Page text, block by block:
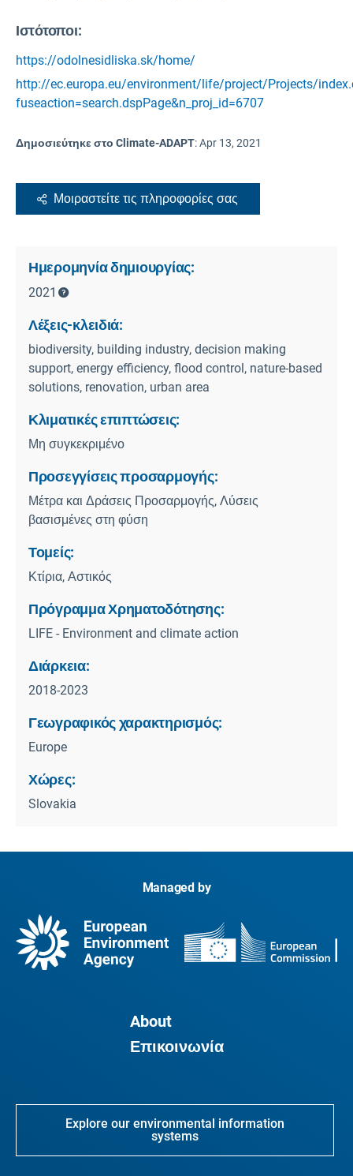
Ιστότοποι:
https://odolnesidliska.sk/home/
http://ec.europa.eu/environment/life/project/Projects/
fuseaction=search.dspPage&n_proj_id=6707
Δημοσιεύτηκε στο Climate-ADAPT:Apr 13, 2021
Μοιραστείτε τις πληροφορίες σας
Ημερομηνία δημιουργίας:
2021
Λέξεις-κλειδιά:
biodiversity, building industry, decision making
support, energy efficiency, flood control, nature-based
solutions, renovation, urban area
Κλιματικές επιπτώσεις:
Μη συγκεκριμένο
Προσεγγίσεις προσαρμογής:
Μέτρα και Δράσεις Προσαρμογής, Λύσεις
βασισμένες στη φύση
Τομείς:
Κτίρια, Αστικός
Πρόγραμμα Χρηματοδότησης:
LIFE - Environment and climate action
Διάρκεια:
2018-2023
Γεωγραφικός χαρακτηρισμός:
Europe
Χώρες:
Slovakia
Managed by
About
Επικοινωνία
Explore our environmental information
systems